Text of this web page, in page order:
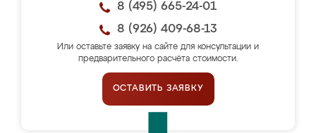
8 (495) 665-24-01
8 (926) 409-68-13
Или оставьте заявку на сайте для консультации и
предварительного расчёта стоимости.
ОСТАВИТЬ ЗАЯВКУ